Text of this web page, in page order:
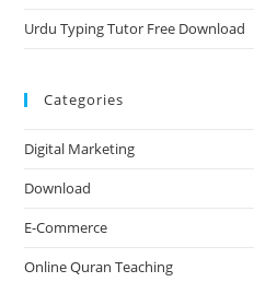
Urdu Typing Tutor Free Download
Categories
Digital Marketing
Download
E-Commerce
Online Quran Teaching